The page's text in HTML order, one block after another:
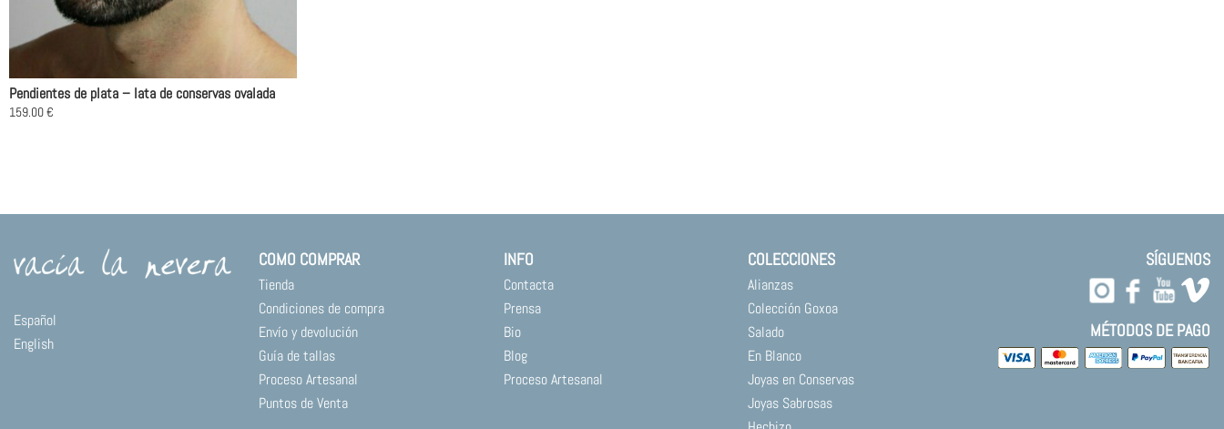
Pendientes de plata – lata de conservas ovalada
159.00€
Español
English
COMO COMPRAR
Tienda
Condiciones de compra
Envío y devolución
Guía de tallas
Proceso Artesanal
Puntos de Venta
INFO
Contacta
Prensa
Bio
Blog
Proceso Artesanal
COLECCIONES
Alianzas
Colección Goxoa
Salado
En Blanco
Joyas en Conservas
Joyas Sabrosas
SÍGUENOS
MÉTODOS DE PAGO